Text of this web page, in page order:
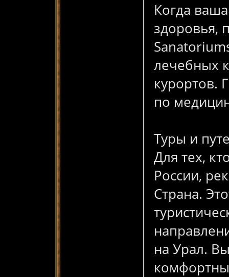
Когда
здоровья,
лечебных
курортов.
по
Туры и
Для тех,
России,
Страна.
на Урал.